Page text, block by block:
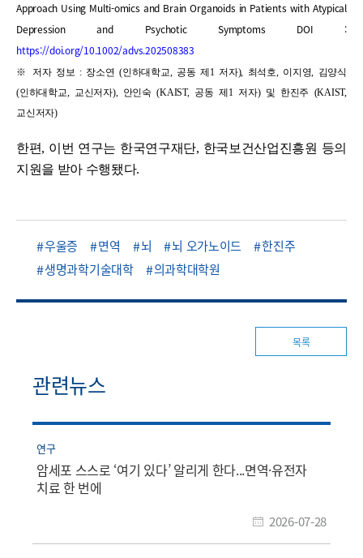
Approach Using Multi-omics and Brain Organoids in Patients with Atypical
Depression and Psychotic Symptoms DOI :
https://doi.org/10.1002/advs.202508383
※ 저자 정보 : 장소연 (인하대학교, 공동 제1 저자), 최석호, 이지영, 김양식
(인하대학교, 교신저자), 안인숙 (KAIST, 공동 제1 저자) 및 한진주 (KAIST,
교신저자)
한편, 이번 연구는 한국연구재단, 한국보건산업진흥원 등의
지원을 받아 수행됐다.
우울증 면역 뇌 뇌 오가노이드
한진주
생명과학기술대학
의과학대학원
목록
관련뉴스
연구
암세포 스스로 ‘여기 있다’ 알리게 한다...면역·유전자
치료 한 번에
2026-07-28